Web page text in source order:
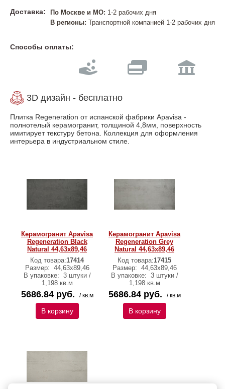
Доставка: По Москве и МО: 1-2 рабочих дня
В регионы: Транспортной компанией 1-2 рабочих дня
Способы оплаты:
3D дизайн - бесплатно
Плитка Regeneration от испанской фабрики Apavisa -
полнотелый керамогранит, толщиной 4,8мм, поверхность
имитирует текстуру бетона. Коллекция для оформления
интерьера в индустриальном стиле.
Керамогранит Apavisa
Regeneration Black
Natural 44,63х89,46
Код товара:17414
Размер: 44,63х89,46
В упаковке: 3 штуки /
1,198 кв.м
5686.84 руб. / кв.м
В корзину
Керамогранит Apavisa
Regeneration Grey
Natural 44,63х89,46
Код товара:17415
Размер: 44,63х89,46
В упаковке: 3 штуки /
1,198 кв.м
5686.84 руб. / кв.м
В корзину